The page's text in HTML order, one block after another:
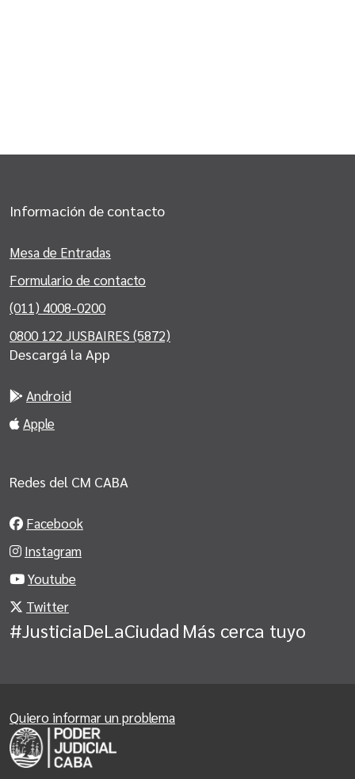
Información de contacto
Mesa de Entradas
Formulario de contacto
(011) 4008-0200
0800 122 JUSBAIRES (5872)
Descargá la App
Android
Apple
Redes del CM CABA
Facebook
Instagram
Youtube
Twitter
#JusticiaDeLaCiudad Más cerca tuyo
Quiero informar un problema